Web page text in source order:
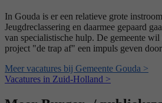
In Gouda is er een relatieve grote
Jeugdreclassering en daarmee gepaard
van specialistische hulp. De gemeente
project "de trap af" een impuls geven
Meer vacatures bij Gemeente Gouda >
Vacatures in Zuid-Holland >